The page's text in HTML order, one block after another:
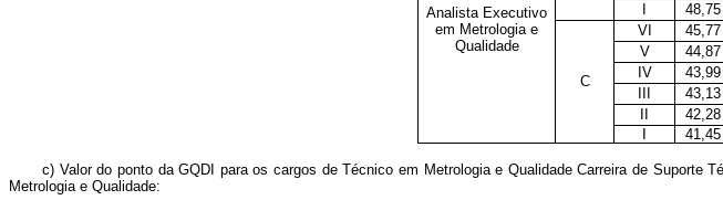
Analista Executivo
em Metrologia e
Qualidade
48,75
C
VI 45,77
V
44,87
IV
43,99
43,13
42,28
41,45
c) Valor do ponto da GQDI para os cargos de Técnico em Metrologia e Qualidade Carreira de Suporte
Metrologia e Qualidade: